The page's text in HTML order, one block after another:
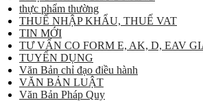
thực phẩm thường
THUẾ NHẬP KHẨU, THUẾ VAT
TIN MỚI
TƯ VẤN CO FORM E, AK, D, EAV
TUYỂN DỤNG
Văn Bản chỉ đạo điều hành
VĂN BẢN LUẬT
Văn Bản Pháp Quy